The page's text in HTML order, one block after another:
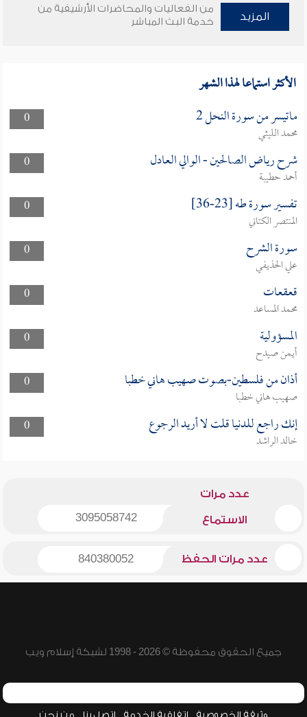
المزيد
من الفعاليات والمحاضرات الأرشيفية من
خدمة البث المباشر
الأكثر استماعا لهذا الشهر
0 ماتيسر من سورة النحل 2
محمد الليثي
0
شرح رياض الصالحين - الوالي العادل
أحمد حطيبة
0
تفسير سورة طه [23-36]
المنتصر الكتاني
0
سورة الشرح
علي الحذيفي
0
قعقعات
محمد المساعد
0
المسؤولية
أيمن صيدح
0
أذان من فلسطين-بصوت صهيب هاني خطبا
صهيب هاني خطبا
0
إنك راجع للدنيا قلت لا أريد الرجوع
خالد الراشد
عدد مرات
الاستماع 3095058742
عدد مرات الحفظ 840380052
جميع الحقوق محفوظة © 2026 - 1998 لشبكة إسلام ويب
وثيقة الخصوصية اتفاقية الخدمة اتصل بنا من نحن